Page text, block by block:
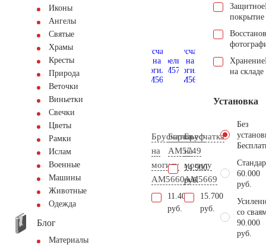
Иконы
Ангелы
Святые
Храмы
Кресты
Природа
Веточки
Виньетки
Свечки
Цветы
Рамки
Ислам
Военные
Машины
Животные
Одежда
Блог
Материалы
Брусчатка
на
могилу
AM5660
11.400
руб.
Барельеф
AM5749
14.900
руб.
Брусчатка
на
могилу
AM5669
15.700
руб.
Защитное
покрытие
Хранение
на складе
Установка
Без
60.000
руб.
со
90.000
руб.